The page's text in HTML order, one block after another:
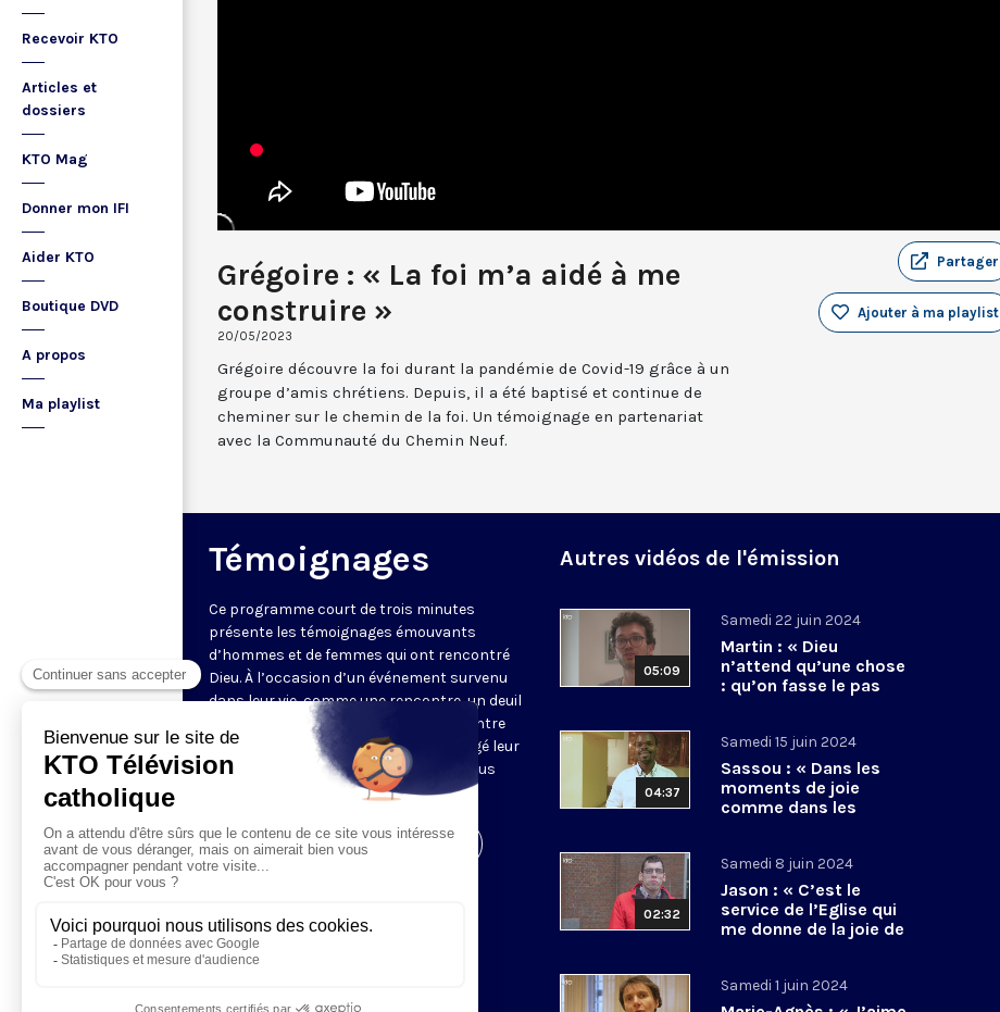
Recevoir KTO
Articles et
dossiers
KTO Mag
Donner mon IFI
Aider KTO
Boutique DVD
A propos
Ma playlist
Grégoire : « La foi m’a aidé à me
construire »
20/05/2023
Partager
Ajouter à ma playlist
Grégoire découvre la foi durant la pandémie de Covid-19 grâce à un
groupe d’amis chrétiens. Depuis, il a été baptisé et continue de
cheminer sur le chemin de la foi. Un témoignage en partenariat
avec la Communauté du Chemin Neuf.
Témoignages
Ce programme court de trois minutes
présente les témoignages émouvants
d’hommes et de femmes qui ont rencontré
Dieu. À l’occasion d’un événement survenu
dans leur vie, comme une rencontre, un deuil
ou une maladie, ils ont vécu une rencontre
avec Jésus qui a complètement changé leur
vie. Ils nous expliquent comment et nous
font partager leur joie.
Visiter la page de l'émission
Autres vidéos de l'émission
05:09
Samedi 22 juin 2024
Martin : « Dieu
n’attend qu’une chose
: qu’on fasse le pas
04:37
Samedi 15 juin 2024
Sassou : « Dans les
moments de joie
comme dans les
02:32
Samedi 8 juin 2024
Jason : « C’est le
service de l’Eglise qui
me donne de la joie de
Samedi 1 juin 2024